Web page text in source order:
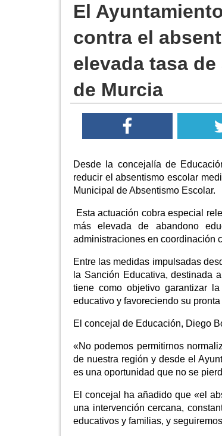
El
contra el
elevada tasa
de Murcia
Desde la concejalía de
reducir el absentismo escolar
Municipal de Absentismo Escolar.
Esta actuación cobra especial
más elevada de abandono
administraciones en coordinación
Entre las medidas impulsadas
la Sanción Educativa, destinada
tiene como objetivo garantizar
educativo y favoreciendo su
El concejal de Educación, Diego
«No podemos permitirnos
de nuestra región y desde el
es una oportunidad que no se
El concejal ha añadido que «el
una intervención cercana,
educativos y familias, y